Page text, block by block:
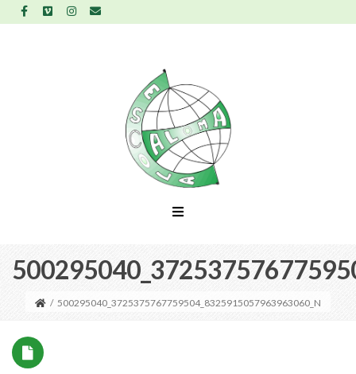
/ 500295040_3725375767759504_8325915057963963060_N